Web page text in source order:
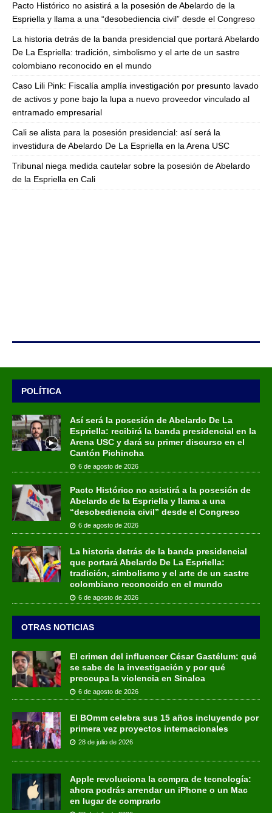
Pacto Histórico no asistirá a la posesión de Abelardo de la
Espriella y llama a una “desobediencia civil” desde el Congreso
La historia detrás de la banda presidencial que portará Abelardo
De La Espriella: tradición, simbolismo y el arte de un sastre
colombiano reconocido en el mundo
Caso Lili Pink: Fiscalía amplía investigación por presunto lavado
de activos y pone bajo la lupa a nuevo proveedor vinculado al
entramado empresarial
Cali se alista para la posesión presidencial: así será la
investidura de Abelardo De La Espriella en la Arena USC
Tribunal niega medida cautelar sobre la posesión de Abelardo
de la Espriella en Cali
POLÍTICA
Así será la posesión de Abelardo De La
Espriella: recibirá la banda presidencial en la
Arena USC y dará su primer discurso en el
Cantón Pichincha
6 de agosto de 2026
Pacto Histórico no asistirá a la posesión de
Abelardo de la Espriella y llama a una
“desobediencia civil” desde el Congreso
6 de agosto de 2026
La historia detrás de la banda presidencial
que portará Abelardo De La Espriella:
tradición, simbolismo y el arte de un sastre
colombiano reconocido en el mundo
6 de agosto de 2026
OTRAS NOTICIAS
El crimen del influencer César Gastélum: qué
se sabe de la investigación y por qué
preocupa la violencia en Sinaloa
6 de agosto de 2026
El BOmm celebra sus 15 años incluyendo por
primera vez proyectos internacionales
28 de julio de 2026
Apple revoluciona la compra de tecnología:
ahora podrás arrendar un iPhone o un Mac
en lugar de comprarlo